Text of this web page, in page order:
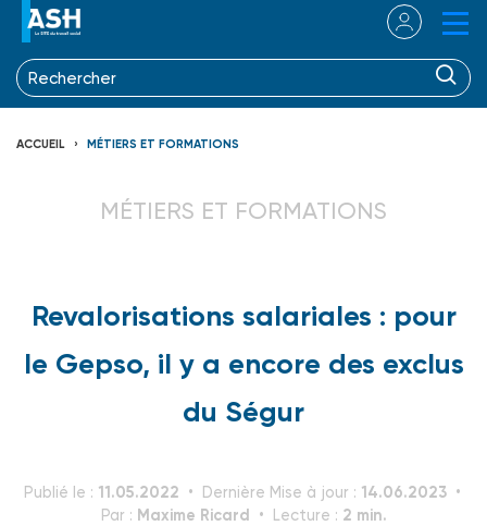
ACCUEIL MÉTIERS ET FORMATIONS
MÉTIERS ET FORMATIONS
Revalorisations salariales : pour
le Gepso, il y a encore des exclus
du Ségur
Publié le : 11.05.2022 Dernière Mise à jour : 14.06.2023
Par : Maxime Ricard Lecture : 2 min.